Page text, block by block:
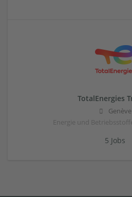
TotalEnergies
Genève
Energie und
5 Jobs